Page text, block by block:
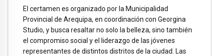
El certamen es organizado por la Municipalidad
Provincial de Arequipa, en coordinación con Georgina
Studio, y busca resaltar no solo la belleza, sino también
el compromiso social y el liderazgo de las jóvenes
representantes de distintos distritos de la ciudad. Las